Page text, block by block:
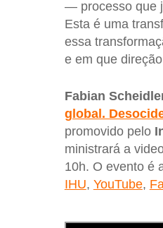
— processo que
Esta é uma
essa
e em que
Fabian
global.
promovido pelo
ministrará a
10h. O evento é
IHU, YouTube,